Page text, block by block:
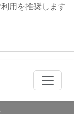
用を推奨します